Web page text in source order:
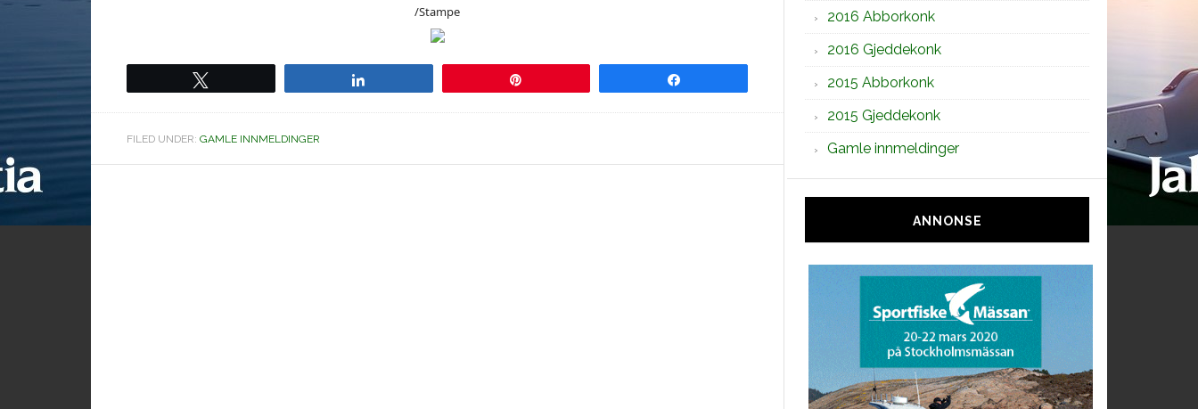
/Stampe
FILED UNDER: GAMLE INNMELDINGER
2016 Abborkonk
2016 Gjeddekonk
2015 Abborkonk
2015 Gjeddekonk
Gamle innmeldinger
ANNONSE